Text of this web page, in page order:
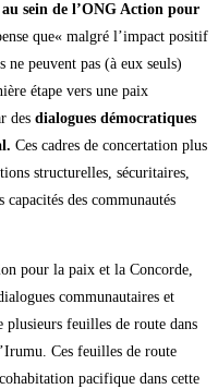
sein de l’ONG Action pour
que« malgré l’impact positif
ne peuvent pas (à eux seuls)
étape vers une paix
des dialogues démocratiques
. Ces cadres de concertation plus
structurelles, sécuritaires,
des communautés
pour la paix et la Concorde,
communautaires et
plusieurs feuilles de route dans
Ces feuilles de route
pacifique dans cette